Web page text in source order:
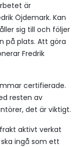
är
Öjdemark. Kan
sig till och följer
på plats. Att göra
Fredrik
certifierade.
resten av
det är viktigt.
aktivt verkat
ingå som ett